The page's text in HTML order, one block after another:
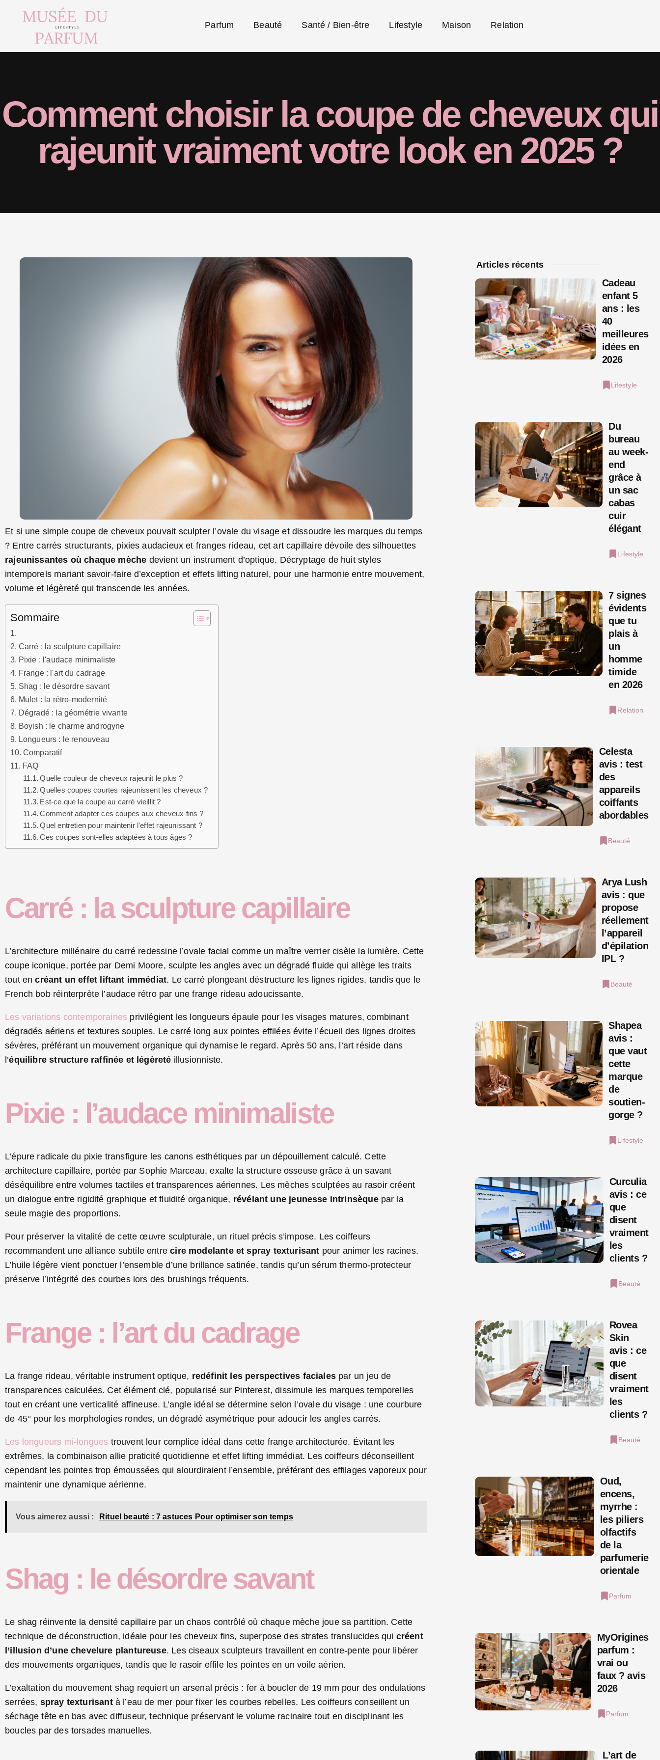
Parfum Beauté Santé / Bien-être Lifestyle Maison Relation
Comment choisir la coupe de cheveux qui
rajeunit vraiment votre look en 2025 ?
Et si une simple coupe de cheveux pouvait sculpter l’ovale du visage et dissoudre les marques du temps
? Entre carrés structurants, pixies audacieux et franges rideau, cet art capillaire dévoile des silhouettes
rajeunissantes où chaque mèche devient un instrument d’optique. Décryptage de huit styles
intemporels mariant savoir-faire d’exception et effets lifting naturel, pour une harmonie entre mouvement,
volume et légèreté qui transcende les années.
Sommaire
Carré : la sculpture capillaire
Pixie : l'audace minimaliste
Frange : l'art du cadrage
Shag : le désordre savant
Mulet : la rétro-modernité
Dégradé : la géométrie vivante
Boyish : le charme androgyne
Longueurs : le renouveau
Comparatif
FAQ
Quelle couleur de cheveux rajeunit le plus ?
Quelles coupes courtes rajeunissent les cheveux ?
Est-ce que la coupe au carré vieillit ?
Comment adapter ces coupes aux cheveux fins ?
Quel entretien pour maintenir l'effet rajeunissant ?
Ces coupes sont-elles adaptées à tous âges ?
Carré : la sculpture capillaire
L’architecture millénaire du carré redessine l’ovale facial comme un maître verrier cisèle la lumière. Cette
coupe iconique, portée par Demi Moore, sculpte les angles avec un dégradé fluide qui allège les traits
tout encréant un effet liftant immédiat. Le carré plongeant déstructure les lignes rigides, tandis que le
French bob réinterprète l’audace rétro par une frange rideau adoucissante.
Les variations contemporaines privilégient les longueurs épaule pour les visages matures, combinant
dégradés aériens et textures souples. Le carré long aux pointes effilées évite l’écueil des lignes droites
sévères, préférant un mouvement organique qui dynamise le regard. Après 50 ans, l’art réside dans
l’équilibre structure raffinée et légèreté illusionniste.
Pixie : l’audace minimaliste
L’épure radicale du pixie transfigure les canons esthétiques par un dépouillement calculé. Cette
architecture capillaire, portée par Sophie Marceau, exalte la structure osseuse grâce à un savant
déséquilibre entre volumes tactiles et transparences aériennes. Les mèches sculptées au rasoir créent
un dialogue entre rigidité graphique et fluidité organique, révélant une jeunesse intrinsèquepar la
seule magie des proportions.
Pour préserver la vitalité de cette œuvre sculpturale, un rituel précis s’impose. Les coiffeurs
recommandent une alliance subtile entrecire modelante et spray texturisant pour animer les racines.
L’huile légère vient ponctuer l’ensemble d’une brillance satinée, tandis qu’un sérum thermo-protecteur
préserve l’intégrité des courbes lors des brushings fréquents.
Frange : l’art du cadrage
La frange rideau, véritable instrument optique, redéfinit les perspectives facialespar un jeu de
transparences calculées. Cet élément clé, popularisé sur Pinterest, dissimule les marques temporelles
tout en créant une verticalité affineuse. L’angle idéal se détermine selon l’ovale du visage : une courbure
de 45° pour les morphologies rondes, un dégradé asymétrique pour adoucir les angles carrés.
Les longueurs mi-longues trouvent leur complice idéal dans cette frange architecturée. Évitant les
extrêmes, la combinaison allie praticité quotidienne et effet lifting immédiat. Les coiffeurs déconseillent
cependant les pointes trop émoussées qui alourdiraient l’ensemble, préférant des effilages vaporeux pour
maintenir une dynamique aérienne.
Vous aimerez aussi : Rituel beauté : 7 astuces Pour optimiser son temps
Shag : le désordre savant
Le shag réinvente la densité capillaire par un chaos contrôlé où chaque mèche joue sa partition. Cette
technique de déconstruction, idéale pour les cheveux fins, superpose des strates translucides qui créent
l’illusion d’une chevelure plantureuse. Les ciseaux sculpteurs travaillent en contre-pente pour libérer
des mouvements organiques, tandis que le rasoir effile les pointes en un voile aérien.
L’exaltation du mouvement shag requiert un arsenal précis : fer à boucler de 19 mm pour des ondulations
serrées, spray texturisantà l’eau de mer pour fixer les courbes rebelles. Les coiffeurs conseillent un
séchage tête en bas avec diffuseur, technique préservant le volume racinaire tout en disciplinant les
boucles par des torsades manuelles.
Articles récents
Cadeau
enfant 5
ans : les
40
meilleures
idées en
2026
Lifestyle
Du
bureau
au week-
end
grâce à
un sac
cabas
cuir
élégant
Lifestyle
7 signes
évidents
que tu
plais à
un
homme
timide
en 2026
Relation
Celesta
avis : test
des
appareils
coiffants
abordables
Beauté
Arya Lush
avis : que
propose
réellement
l’appareil
d’épilation
IPL ?
Beauté
Shapea
avis :
que vaut
cette
marque
de
soutien-
gorge ?
Lifestyle
Curculia
avis : ce
que
disent
vraiment
les
clients ?
Beauté
Rovea
Skin
avis : ce
que
disent
vraiment
les
clients ?
Beauté
Oud,
encens,
myrrhe :
les piliers
olfactifs
de la
parfumerie
orientale
Parfum
MyOrigines
parfum :
vrai ou
faux ? avis
2026
Parfum
L’art de